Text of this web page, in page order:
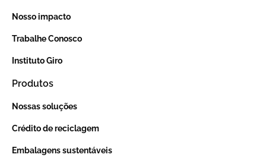
Nosso impacto
Trabalhe Conosco
Instituto Giro
Produtos
Nossas soluções
Crédito de reciclagem
Embalagens sustentáveis